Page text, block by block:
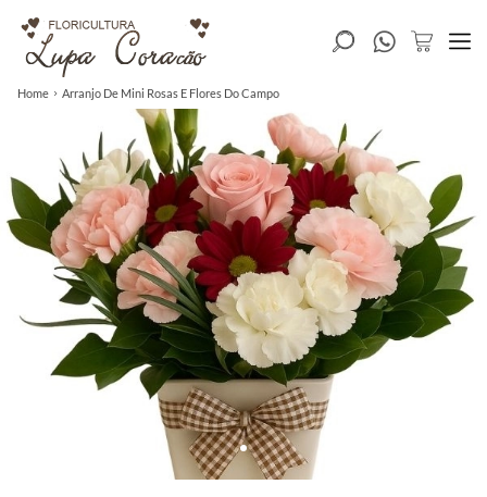
Home Arranjo De Mini Rosas E Flores Do Campo